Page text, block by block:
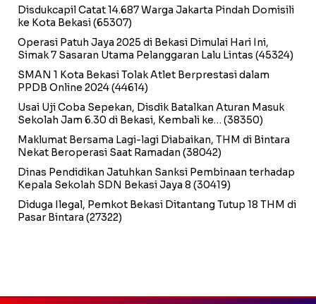
Disdukcapil Catat 14.687 Warga Jakarta Pindah Domisili
ke Kota Bekasi(65307)
Operasi Patuh Jaya 2025 di Bekasi Dimulai Hari Ini,
Simak 7 Sasaran Utama Pelanggaran Lalu Lintas (45324)
SMAN 1 Kota Bekasi Tolak Atlet Berprestasi dalam
PPDB Online 2024(44614)
Usai Uji Coba Sepekan, Disdik Batalkan Aturan Masuk
Sekolah Jam 6.30 di Bekasi, Kembali ke… (38350)
Maklumat Bersama Lagi-lagi Diabaikan, THM di Bintara
Nekat Beroperasi Saat Ramadan (38042)
Dinas Pendidikan Jatuhkan Sanksi Pembinaan terhadap
Kepala Sekolah SDN Bekasi Jaya 8 (30419)
Diduga Ilegal, Pemkot Bekasi Ditantang Tutup 18 THM di
Pasar Bintara (27322)